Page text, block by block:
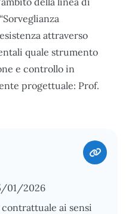
attraverso
quale strumento
e controllo in
progettuale: Prof.
01/2026
ai sensi